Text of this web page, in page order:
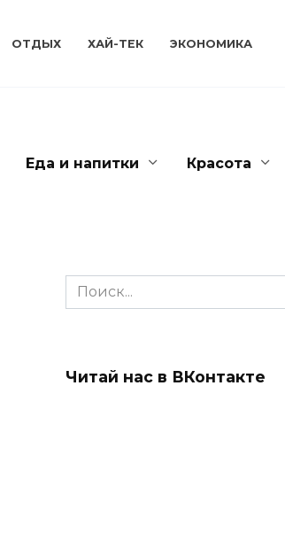
ОТДЫХ ХАЙ-ТЕК ЭКОНОМИКА
Еда и напитки Красота
Search
for:
Читай нас в ВКонтакте